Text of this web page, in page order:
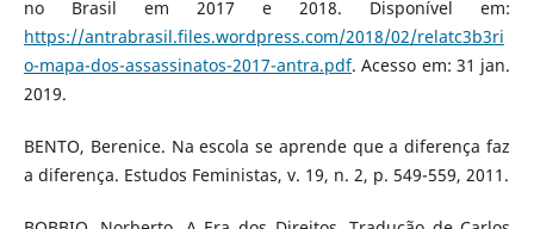
no Brasil em 2017 e 2018. Disponível em:
https://antrabrasil.files.wordpress.com/2018/02/relatc3b3ri
o-mapa-dos-assassinatos-2017-antra.pdf. Acesso em: 31 jan.
2019.
BENTO, Berenice. Na escola se aprende que a diferença faz
a diferença. Estudos Feministas, v. 19, n. 2, p. 549-559, 2011.